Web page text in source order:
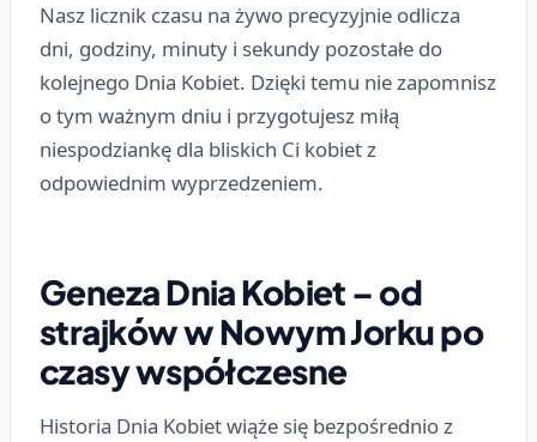
Nasz licznik czasu na żywo precyzyjnie odlicza
dni, godziny, minuty i sekundy pozostałe do
kolejnego Dnia Kobiet. Dzięki temu nie zapomnisz
o tym ważnym dniu i przygotujesz miłą
niespodziankę dla bliskich Ci kobiet z
odpowiednim wyprzedzeniem.
Geneza Dnia Kobiet – od
strajków w Nowym Jorku po
czasy współczesne
Historia Dnia Kobiet wiąże się bezpośrednio z